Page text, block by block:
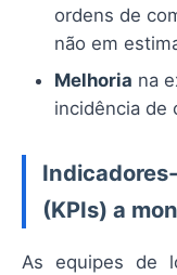
ordens de
não em
Melhoria na
incidência de
(KPIs) a
As equipes de